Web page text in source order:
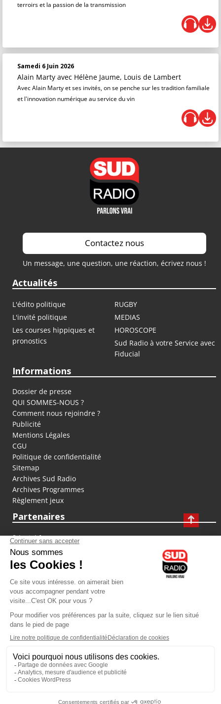
terroirs et la passion de la transmission
Samedi 6 Juin 2026
Alain Marty avec Hélène Jaume, Louis de Lambert
Avec Alain Marty et ses invités, on se penche sur les tradition familiale
et l'innovation numérique au service du vin
Contactez nous
Un message, une question, une réaction, écrivez nous !
Actualités
L'édito politique
RUGBY
L'invité politique
MEDIAS
Les courses hippiques et
pronostics
HOROSCOPE
Sud Radio à votre Service avec
Fiducial
Informations
Dossier de presse
QUI SOMMES-NOUS ?
Comment nous rejoindre ?
Publicité
Mentions Légales
CGU
Politique de confidentialité
Sitemap
Archives Sud Radio
Archives Programmes
Règlement jeux
Partenaires
fiducial.fr
lyoncapitale.fr
olympique-et-lyonnais.com
L'application Iphone / Android
Téléchargez l'application
Les cookies
Gestion des cookies
Crédit photos : ©Sud Radio / Pierre Olivier